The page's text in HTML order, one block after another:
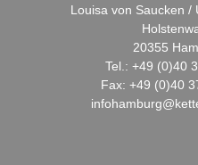
Louisa von Saucken /
20355
Tel.: +49 (0)40
Fax: +49 (0)40